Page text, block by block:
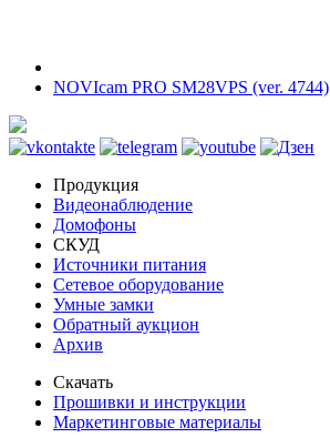
NOVIcam PRO SM28VPS (ver. 4744)
Продукция
Видеонаблюдение
Домофоны
СКУД
Источники питания
Сетевое оборудование
Умные замки
Обратный аукцион
Архив
Скачать
Прошивки и инструкции
Маркетинговые материалы